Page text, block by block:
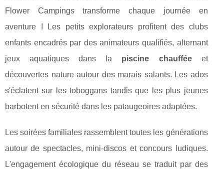
Flower Campings transforme chaque journée en
aventure ! Les petits explorateurs profitent des clubs
enfants encadrés par des animateurs qualifiés, alternant
jeux aquatiques dans la piscine chaufféeet
découvertes nature autour des marais salants. Les ados
s'éclatent sur les toboggans tandis que les plus jeunes
barbotent en sécurité dans les pataugeoires adaptées.
Les soirées familiales rassemblent toutes les générations
autour de spectacles, mini-discos et concours ludiques.
L'engagement écologique du réseau se traduit par des